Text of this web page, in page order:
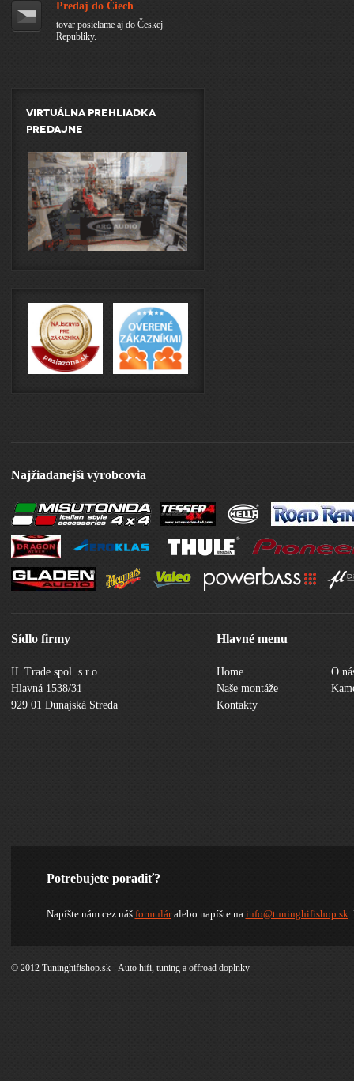
Predaj do Čiech
tovar posielame aj do Českej
Republiky.
Virtuálna prehliadka
predajne
Najžiadanejší výrobcovia
Sídlo firmy
IL Trade spol. s r.o.
Hlavná 1538/31
929 01 Dunajská Streda
Hlavné menu
Home
O
Naše montáže
Kontakty
Potrebujete poradiť?
Napíšte nám cez náš formuláralebo napíšte na info@tuninghifishop.sk.
© 2012 Tuninghifishop.sk - Auto hifi, tuning a offroad doplnky